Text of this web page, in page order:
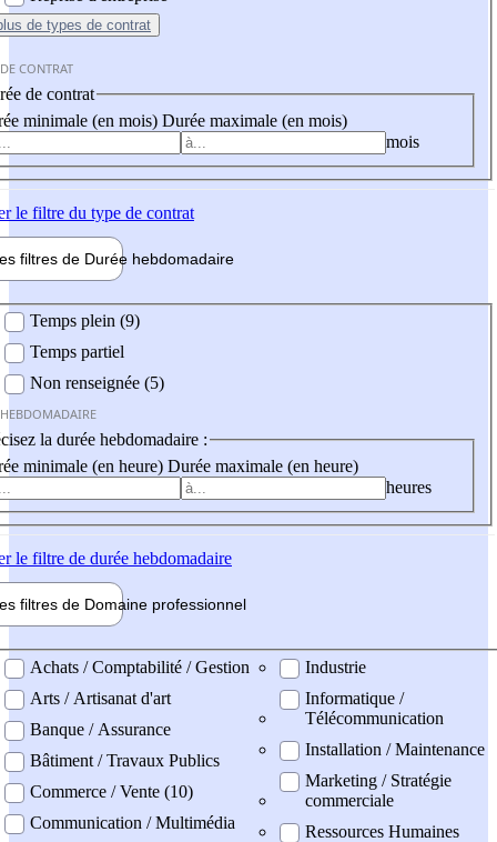
de types de contrat
CONTRAT
de contrat
minimale (en mois) Durée maximale (en mois)
mois
le filtre du type de contrat
filtres de Durée hebdomadaire
Temps plein (9)
Temps partiel
Non renseignée (5)
la durée hebdomadaire :
minimale (en heure) Durée maximale (en heure)
heures
le filtre de durée hebdomadaire
filtres de Domaine professionnel
professionel
Achats / Comptabilité / Gestion
Arts / Artisanat d'art
Banque / Assurance
Bâtiment / Travaux Publics
Commerce / Vente (10)
Communication / Multimédia
Industrie
Informatique /
Télécommunication
Installation / Maintenance
Marketing / Stratégie
commerciale
Ressources Humaines